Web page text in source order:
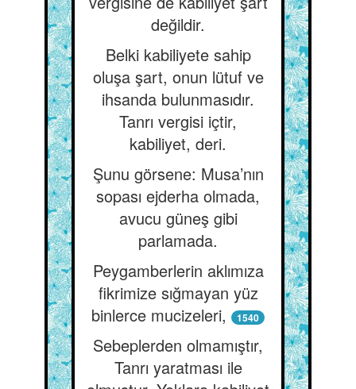
değildir.
Belki kabiliyete sahip
oluşa şart, onun lütuf ve
ihsanda bulunmasıdır.
Tanrı vergisi içtir,
kabiliyet, deri.
Şunu görsene: Musa’nın
sopası ejderha olmada,
avucu güneş gibi
parlamada.
Peygamberlerin aklımıza
fikrimize sığmayan yüz
binlerce mucizeleri,
1540
Sebeplerden olmamıştır,
Tanrı yaratması ile